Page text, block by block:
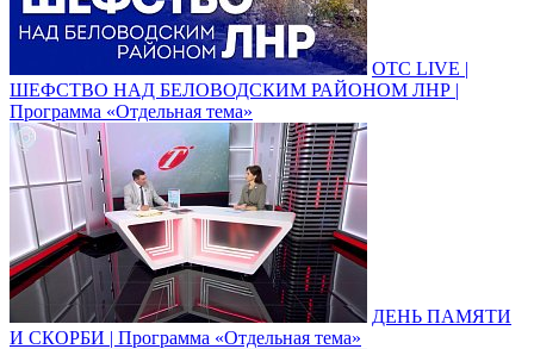
ОТС LIVE |
ШЕФСТВО НАД БЕЛОВОДСКИМ РАЙОНОМ ЛНР |
Программа «Отдельная тема»
ДЕНЬ ПАМЯТИ
И СКОРБИ | Программа «Отдельная тема»